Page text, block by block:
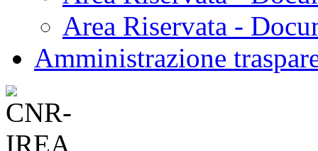
Area Riservata -
Amministrazione